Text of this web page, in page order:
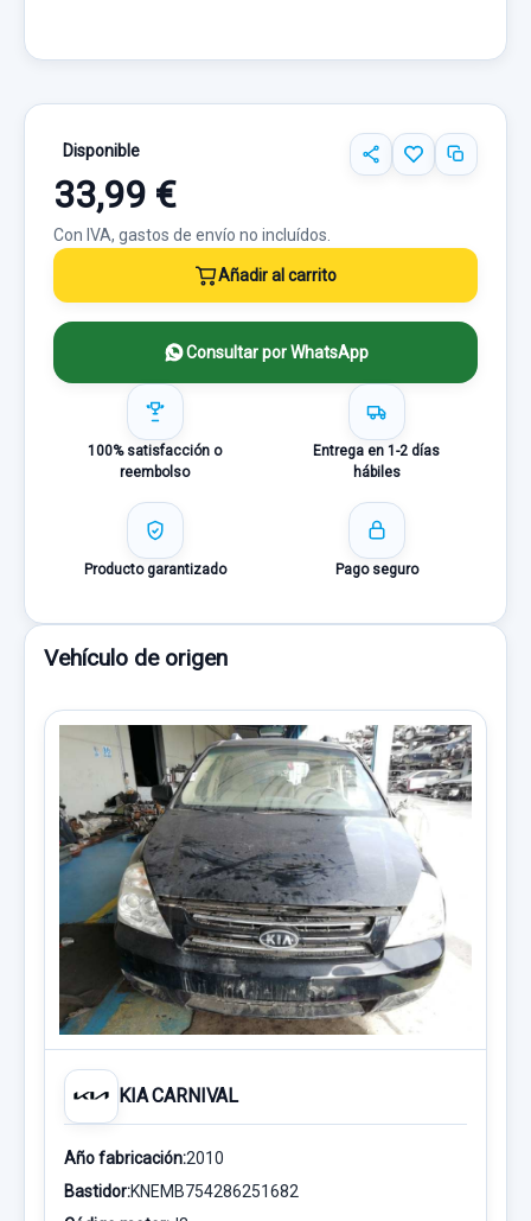
Disponible
33,99 €
Con IVA, gastos de envío no incluídos.
Añadir al carrito
Consultar por WhatsApp
100% satisfacción o
reembolso
Entrega en 1-2 días
hábiles
Producto garantizado Pago seguro
Vehículo de origen
KIA CARNIVAL
Año fabricación:2010
Bastidor:KNEMB754286251682